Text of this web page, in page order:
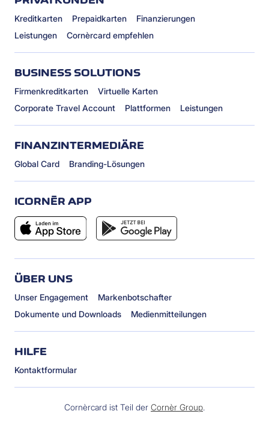
Kreditkarten Prepaidkarten
Finanzierungen
Leistungen
Cornèrcard empfehlen
BUSINESS SOLUTIONS
Firmenkreditkarten
Virtuelle Karten
Corporate Travel Account
Plattformen Leistungen
FINANZINTERMEDIÄRE
Global Card Branding-Lösungen
ICORNÈR APP
ÜBER UNS
Unser Engagement
Markenbotschafter
Dokumente und Downloads
Medienmitteilungen
HILFE
Kontaktformular
Cornèrcard ist Teil der Cornèr Group.